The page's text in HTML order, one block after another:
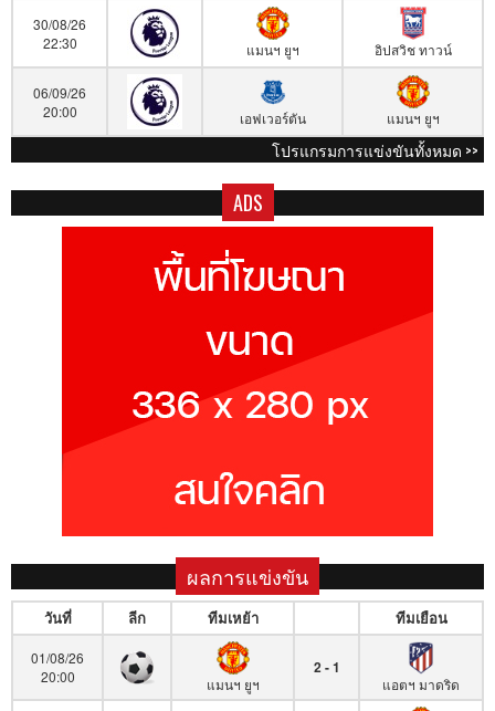
30/08/26
22:30
แมนฯ ยูฯ อิปสวิช ทาวน์
06/09/26
20:00
เอฟเวอร์ตัน แมนฯ ยูฯ
โปรแกรมการแข่งขันทั้งหมด >>
ADS
ผลการแข่งขัน
วันที่ ลีก ทีมเหย้า ทีมเยือน
01/08/26
20:00
แมนฯ ยูฯ
2 - 1
แอตฯ มาดริด